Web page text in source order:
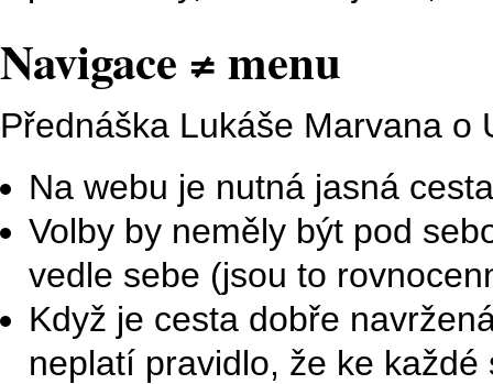
Navigace ≠ menu
Přednáška Lukáše Marvana o
Na webu je nutná jasná
Volby by neměly být pod
vedle sebe (jsou to
Když je cesta dobře
neplatí pravidlo, že ke